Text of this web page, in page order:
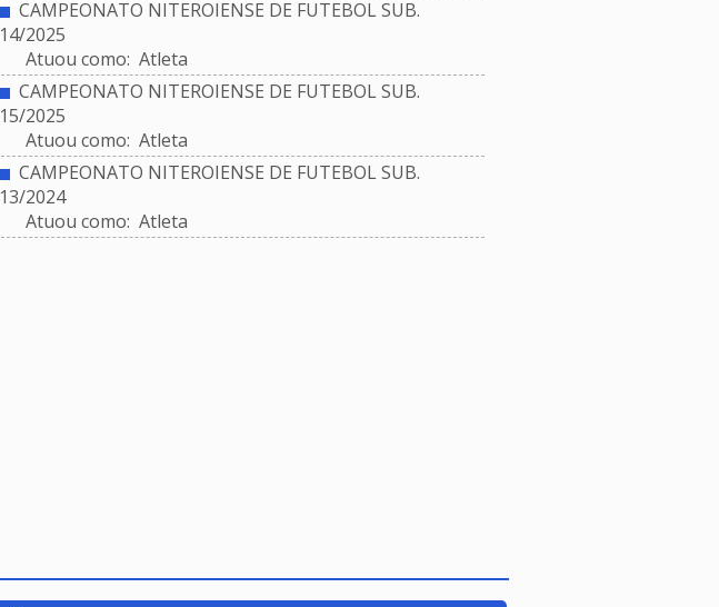
CAMPEONATO NITEROIENSE DE FUTEBOL SUB.
14/2025
Atuou como: Atleta
CAMPEONATO NITEROIENSE DE FUTEBOL SUB.
15/2025
Atuou como: Atleta
CAMPEONATO NITEROIENSE DE FUTEBOL SUB.
13/2024
Atuou como: Atleta